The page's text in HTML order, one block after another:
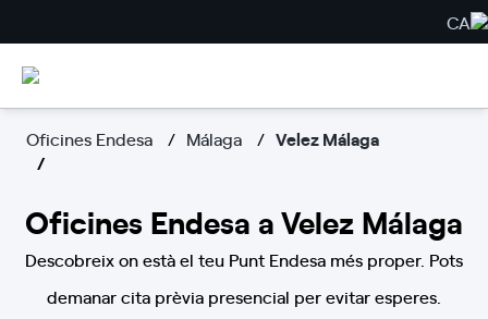
CA
Oficines Endesa Málaga Velez Málaga
Oficines Endesa a Velez Málaga
Descobreix on està el teu Punt Endesa més proper. Pots
demanar cita prèvia presencial per evitar esperes.